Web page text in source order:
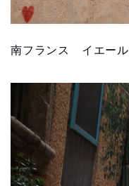
南フランス イエール